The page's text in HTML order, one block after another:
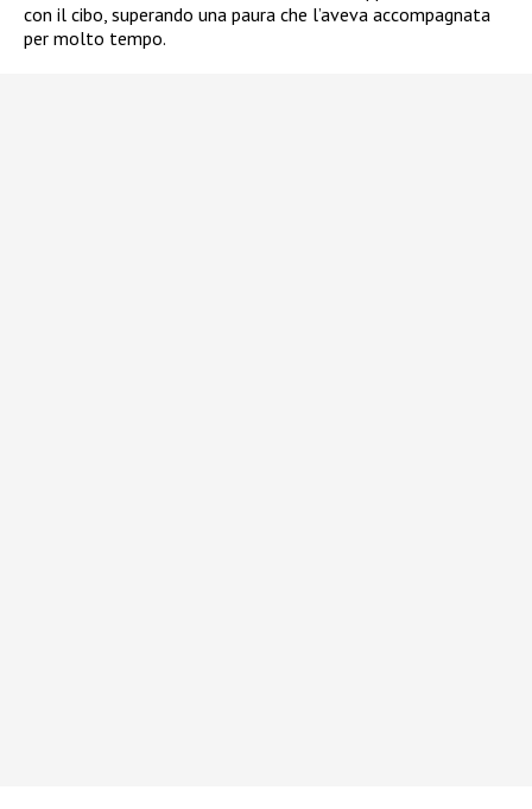
con il cibo, superando una paura che l’aveva accompagnata
per molto tempo.